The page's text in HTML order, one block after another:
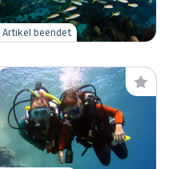
Artikel beendet